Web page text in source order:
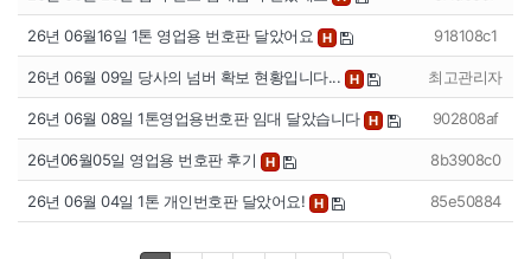
26년 06월16일 1톤 영업용 번호판 달았어요 H 918108c1
26년 06월 09일 당사의 넘버 확보 현황입니다... H 최고관리자
26년 06월 08일 1톤영업용번호판 임대 달았습니다 H 902808af
26년06월05일 영업용 번호판 후기 H 8b3908c0
26년 06월 04일 1톤 개인번호판 달았어요! H 85e50884